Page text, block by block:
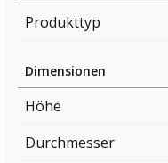
Produkttyp
Dimensionen
Höhe
Durchmesser